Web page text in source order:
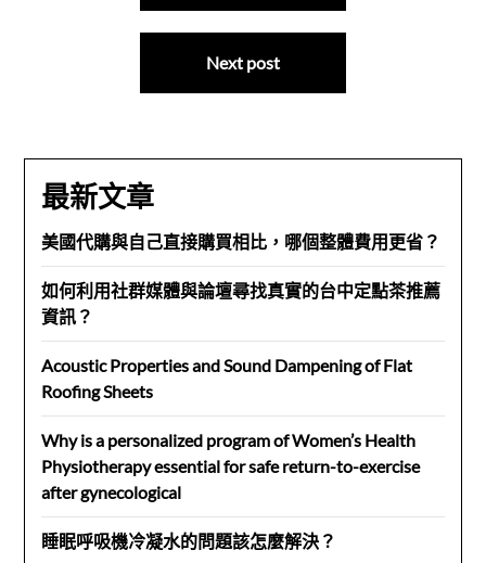
Next post
最新文章
美國代購與自己直接購買相比，哪個整體費用更省？
如何利用社群媒體與論壇尋找真實的台中定點茶推薦
資訊？
Acoustic Properties and Sound Dampening of Flat
Roofing Sheets
Why is a personalized program of Women’s Health
Physiotherapy essential for safe return-to-exercise
after gynecological
睡眠呼吸機冷凝水的問題該怎麼解決？